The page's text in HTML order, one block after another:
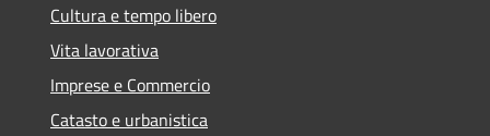
Cultura e tempo libero
Vita lavorativa
Imprese e Commercio
Catasto e urbanistica